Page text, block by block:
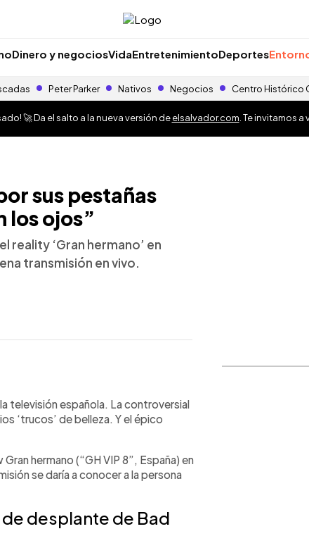
Dinero y negociosVidaEntretenimientoDeportes
Peter Parker Nativos Negocios Centro Histórico
🚀 Da el salto a la nueva versión deelsalvador.com . Te invitamos
sus pestañas
los ojos”
reality ‘Gran hermano’ en
transmisión en vivo.
televisión española. La controversial
‘trucos’ de belleza. Y el épico
hermano (“GH VIP 8”, España) en
se daría a conocer a la persona
de desplante de Bad